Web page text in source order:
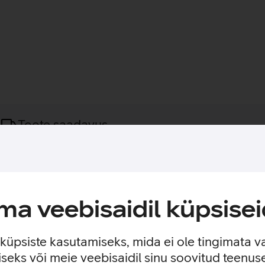
veebisaidil
kasutamiseks, mida ei ole tingimata
või meie veebisaidil sinu soovitud
Toote saadavus
tänu MagSafe hoidikule. Ideaalne videokõnede tegemiseks,
Tänu MagSafe kinnitusele saad telefoni kiiresti
pindadele.
(va. 16e). Lisaks sobib kõikidele MagSafe, Pixelsnap ja Qi